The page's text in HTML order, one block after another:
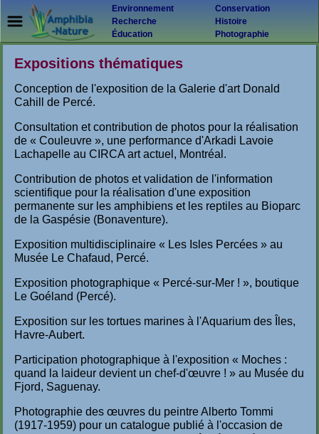
Environnement
Conservation
Recherche
Histoire
Éducation
Photographie
Expositions thématiques
Conception de l'exposition de la Galerie d'art Donald
Cahill de Percé.
Consultation et contribution de photos pour la réalisation
de « Couleuvre », une performance d'Arkadi Lavoie
Lachapelle au CIRCA art actuel, Montréal.
Contribution de photos et validation de l'information
scientifique pour la réalisation d'une exposition
permanente sur les amphibiens et les reptiles au Bioparc
de la Gaspésie (Bonaventure).
Exposition multidisciplinaire « Les Isles Percées » au
Musée Le Chafaud, Percé.
Exposition photographique « Percé-sur-Mer ! », boutique
Le Goéland (Percé).
Exposition sur les tortues marines à l'Aquarium des Îles,
Havre-Aubert.
Participation photographique à l'exposition « Moches :
quand la laideur devient un chef-d'œuvre ! » au Musée du
Fjord, Saguenay.
Photographie des œuvres du peintre Alberto Tommi
(1917-1959) pour un catalogue publié à l'occasion de